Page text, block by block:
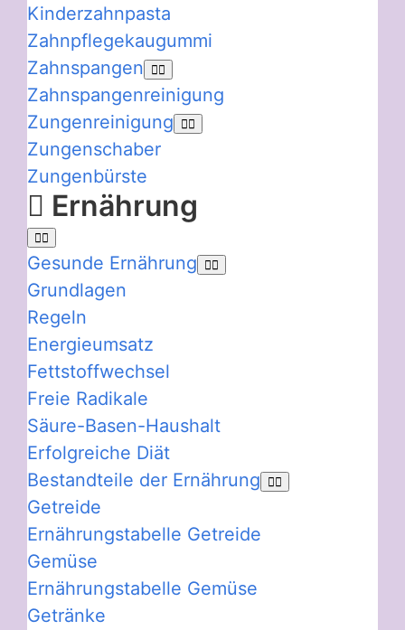
Kinderzahnpasta
Zahnpflegekaugummi
Zahnspangen
Zahnspangenreinigung
Zungenreinigung
Zungenschaber
Zungenbürste
Ernährung
Gesunde Ernährung
Grundlagen
Regeln
Energieumsatz
Fettstoffwechsel
Freie Radikale
Säure-Basen-Haushalt
Erfolgreiche Diät
Bestandteile der Ernährung
Getreide
Ernährungstabelle Getreide
Gemüse
Ernährungstabelle Gemüse
Getränke